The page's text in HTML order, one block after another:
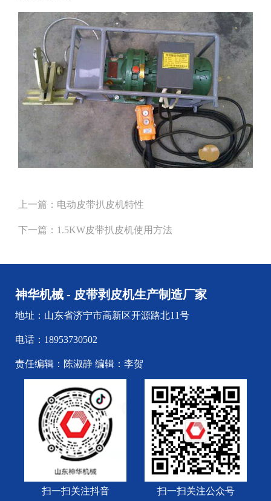
上一篇： 电动皮带扒皮机特性
下一篇： 1.5KW皮带扒皮机使用方法
神华机械 - 皮带剥皮机生产制造厂家
地址：山东省济宁市高新区开源路北11号
电话：18953730502
责任编辑：陈淑静 编辑：李贺
扫一扫关注抖音 扫一扫关注公众号